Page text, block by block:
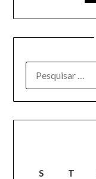
S T